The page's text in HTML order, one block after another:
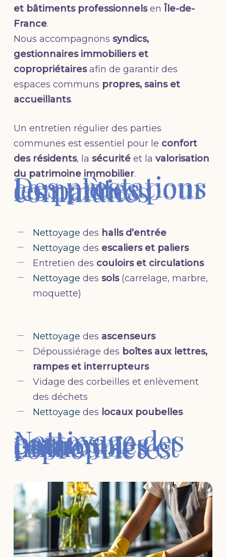
et bâtiments professionnelsen Île-de-
France.
Nous accompagnons syndics,
gestionnaires immobiliers et
copropriétairesafin de garantir des
espaces communs propres, sains et
accueillants.
Un entretien régulier des parties
communes est essentiel pour le confort
des résidents, la sécuritéet la valorisation
du patrimoine immobilier.
Des prestations
complètes pour
les parties
communes
Nettoyage des halls d’entrée
Nettoyage des escaliers et paliers
Entretien des couloirs et circulations
Nettoyage dessols(carrelage, marbre,
moquette)
Nettoyage des ascenseurs
Dépoussiérage des boîtes aux lettres,
rampes et interrupteurs
Vidage des corbeilles et enlèvement
des déchets
Nettoyage des locaux poubelles
Nettoyage des
parties
communes
pour
immeubles et
copropriétés